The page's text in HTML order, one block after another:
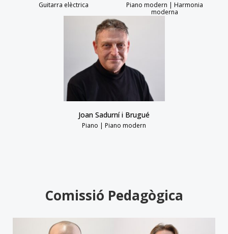
Guitarra elèctrica
Piano modern | Harmonia
moderna
Joan Sadurní i Brugué
Piano | Piano modern
Comissió Pedagògica